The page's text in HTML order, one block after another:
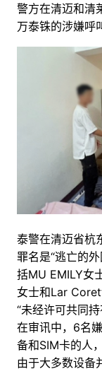
警方在清迈和清
万泰铢的涉嫌呼
泰警在清迈省杭
罪名是“逃亡的
括MU EMILY女
女士和Lar
“未经许可共同持
在审讯中，6名
备和SIM卡的人
由于大多数设备